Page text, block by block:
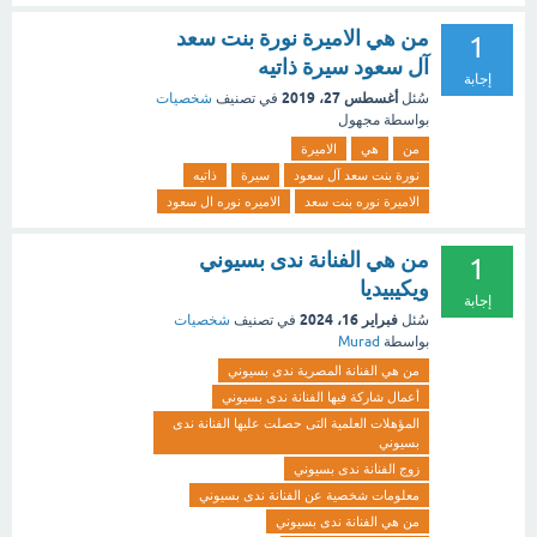
1
إجابة
من هي الاميرة نورة بنت سعد
آل سعود سيرة ذاتيه
سُئل أغسطس 27، 2019 في تصنيف شخصيات
بواسطة مجهول
من هي
الاميرة
نورة بنت سعد آل سعود
سيرة
ذاتيه
الاميرة نوره بنت سعد
الاميره نوره ال سعود
1
إجابة
من هي الفنانة ندى بسيوني
ويكيبيديا
سُئل فبراير 16، 2024 في تصنيف شخصيات
بواسطة Murad
من هي الفنانة المصرية ندى بسيوني
أعمال شاركة فيها الفنانة ندى بسيوني
المؤهلات العلمية التى حصلت عليها الفنانة ندى
بسيوني
زوج الفنانة ندى بسيوني
معلومات شخصية عن الفنانة ندى بسيوني
من هي الفنانة ندى بسيوني